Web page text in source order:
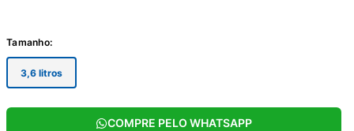
Tamanho:
3,6 litros
COMPRE PELO WHATSAPP